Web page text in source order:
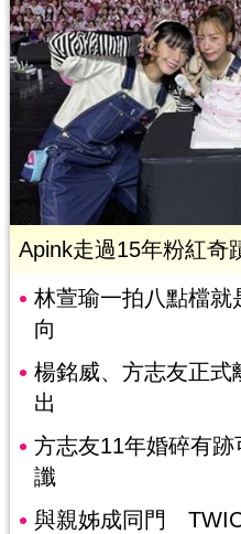
Apink走過15年粉紅奇
林萱瑜一拍八點檔
向
楊銘威、方志友正
出
方志友11年婚碎有
讖
與親姊成同門